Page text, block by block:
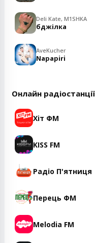
Deli Kate, M1SHKA
бджілка
AveKucher
Napapiri
Онлайн радіостанції
Хіт ФМ
KISS FM
Радіо П'ятниця
Перець ФМ
Melodia FM